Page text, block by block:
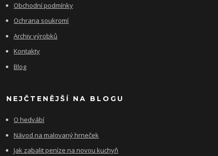
Obchodní podmínky
Ochrana soukromí
Archiv výrobků
Kontakty
Blog
NEJČTENĚJŠÍ NA BLOGU
O hedvábí
Návod na malovaný hrneček
Jak zabalit peníze na novou kuchyň